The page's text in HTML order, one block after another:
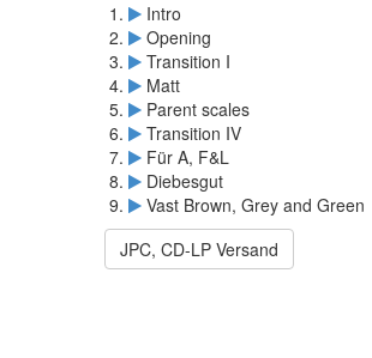
Intro
Opening
Transition I
Matt
Parent scales
Transition IV
Für A, F&L
Diebesgut
Vast Brown, Grey and Green
JPC, CD-LP Versand